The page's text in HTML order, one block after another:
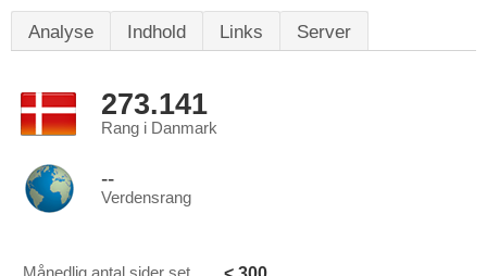
Analyse Indhold Links Server
273.141
Rang i Danmark
--
Verdensrang